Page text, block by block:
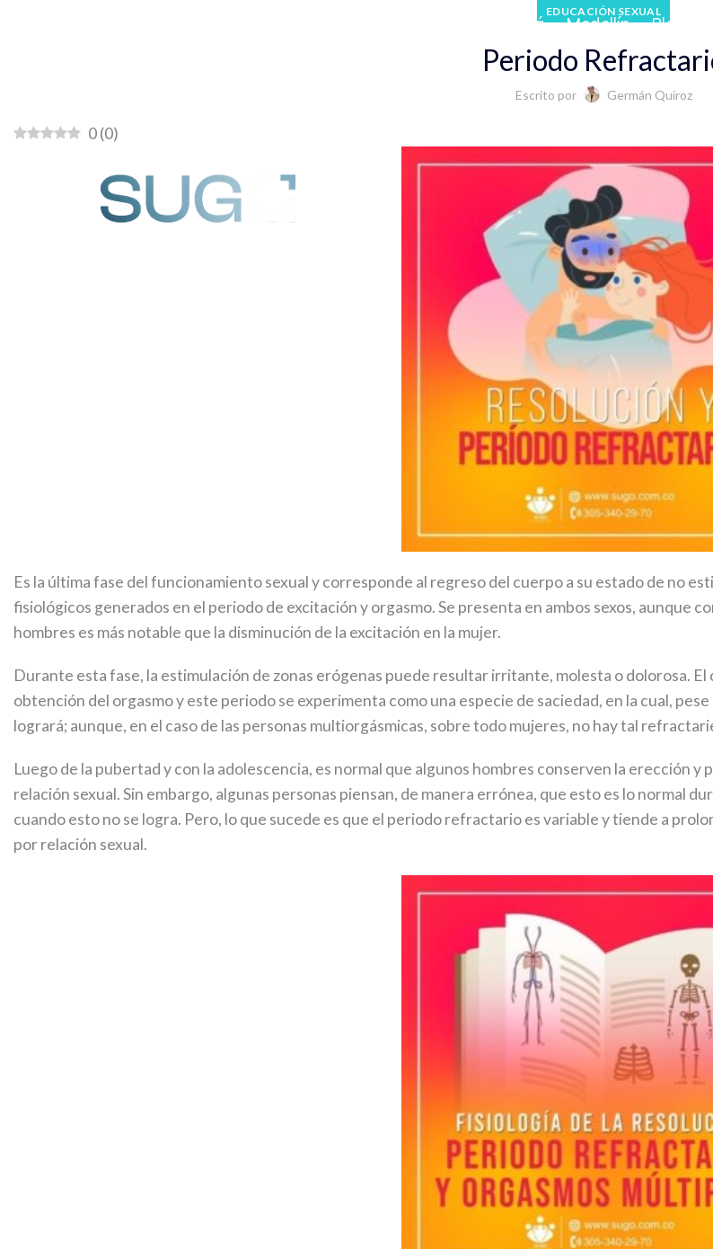
Bogotá Medellín Blog
EDUCACIÓN SEXUAL
Periodo
Escrito por Germán Quiroz
0 (0)
Es la última fase del funcionamiento sexual y corresponde al regreso del cuerpo a su estado de no
fisiológicos generados en el periodo de excitación y orgasmo. Se presenta en ambos sexos, aunque
hombres es más notable que la disminución de la excitación en la mujer.
Durante esta fase, la estimulación de zonas erógenas puede resultar irritante, molesta o dolorosa.
obtención del orgasmo y este periodo se experimenta como una especie de saciedad, en la cual,
logrará; aunque, en el caso de las personas multiorgásmicas, sobre todo mujeres, no hay tal
Luego de la pubertad y con la adolescencia, es normal que algunos hombres conserven la erección
relación sexual. Sin embargo, algunas personas piensan, de manera errónea, que esto es lo normal
cuando esto no se logra. Pero, lo que sucede es que el periodo refractario es variable y tiende a
por relación sexual.